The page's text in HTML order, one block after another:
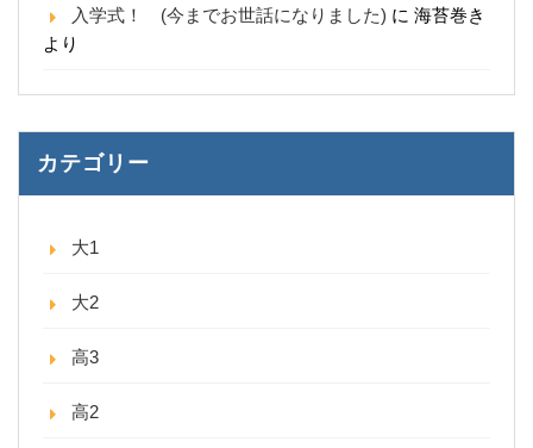
入学式！ (今までお世話になりました) に 海苔巻き
より
カテゴリー
大1
大2
高3
高2